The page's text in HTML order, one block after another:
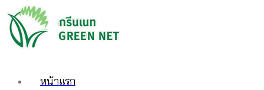
หน้าแรก